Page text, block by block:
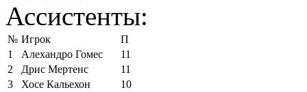
Ассистенты:
№ Игрок
П
1
Алехандро Гомес
11
2
Дрис Мертенс
11
3
Хосе Кальехон
10